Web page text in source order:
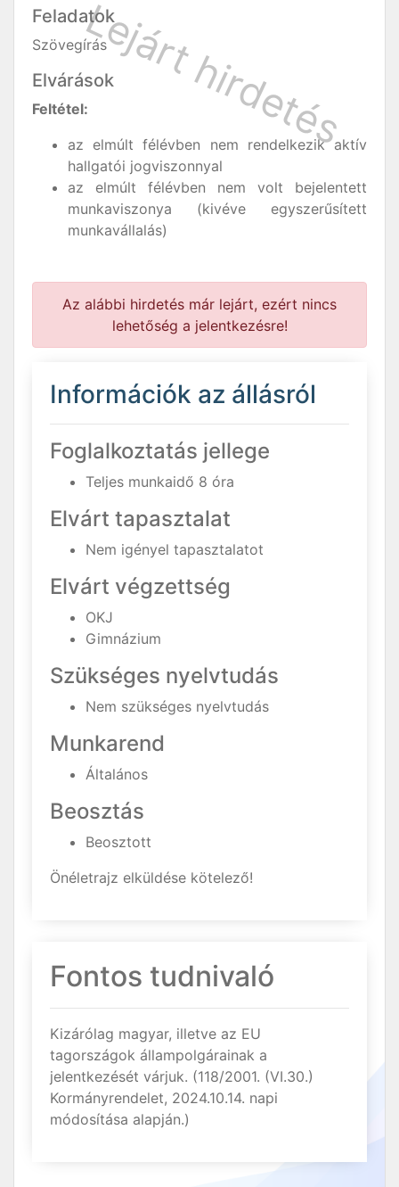
Feladatok
Szövegírás
Elvárások
Feltétel:
az elmúlt félévben nem rendelkezik aktív
hallgatói jogviszonnyal
az elmúlt félévben nem volt bejelentett
munkaviszonya (kivéve egyszerűsített
munkavállalás)
Az alábbi hirdetés már lejárt, ezért nincs
lehetőség a jelentkezésre!
Információk az állásról
Foglalkoztatás jellege
Teljes munkaidő 8 óra
Elvárt tapasztalat
Nem igényel tapasztalatot
Elvárt végzettség
OKJ
Gimnázium
Szükséges nyelvtudás
Nem szükséges nyelvtudás
Munkarend
Általános
Beosztás
Beosztott
Önéletrajz elküldése kötelező!
Fontos tudnivaló
Kizárólag magyar, illetve az EU
tagországok állampolgárainak a
jelentkezését várjuk. (118/2001. (VI.30.)
Kormányrendelet, 2024.10.14. napi
módosítása alapján.)